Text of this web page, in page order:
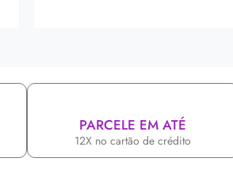
PARCELE EM ATÉ
12X no cartão de crédito